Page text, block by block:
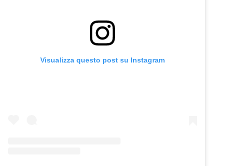
Visualizza questo post su Instagram